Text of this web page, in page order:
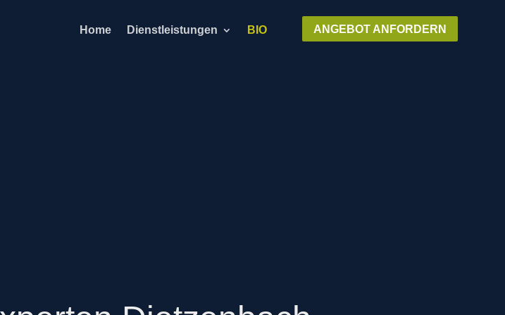
Home Dienstleistungen BIO ANGEBOT ANFORDERN